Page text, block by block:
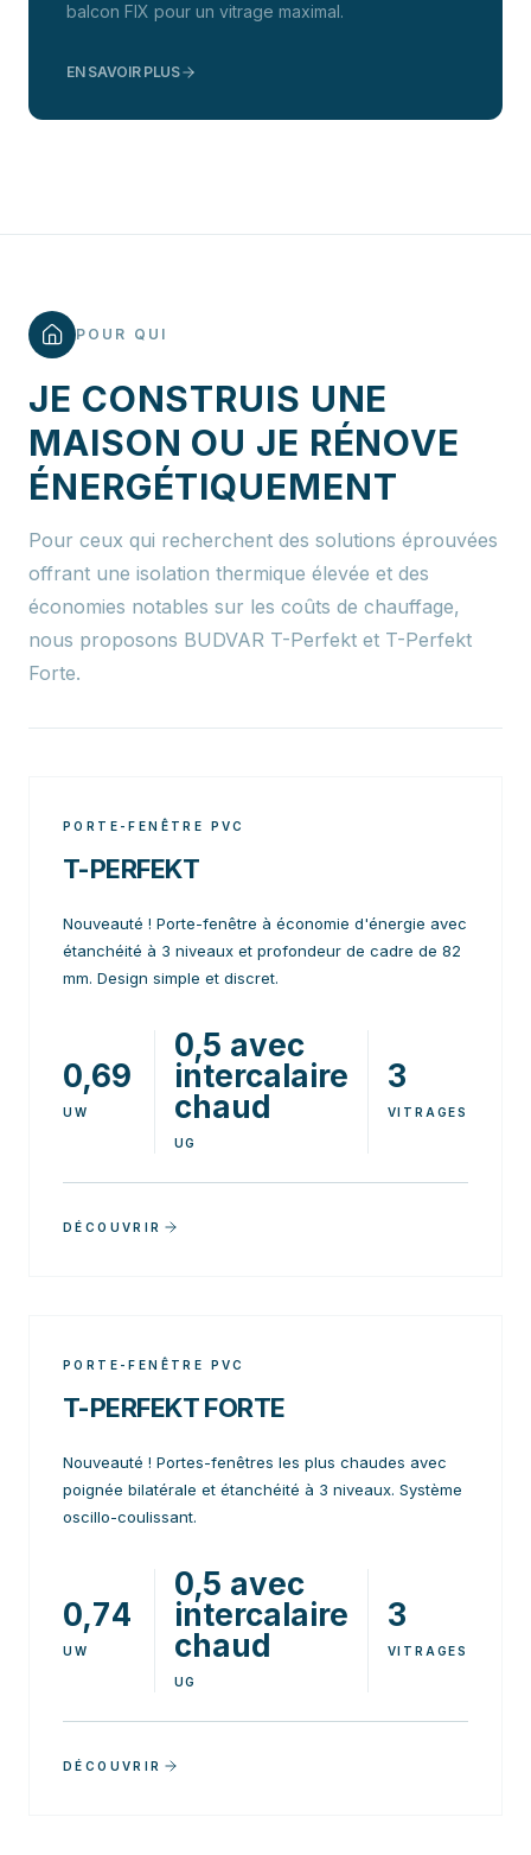
balcon FIX pour un vitrage maximal.
EN SAVOIR PLUS
POUR QUI
JE CONSTRUIS UNE
MAISON OU JE RÉNOVE
ÉNERGÉTIQUEMENT
Pour ceux qui recherchent des solutions éprouvées
offrant une isolation thermique élevée et des
économies notables sur les coûts de chauffage,
nous proposons BUDVAR T-Perfekt et T-Perfekt
Forte.
PORTE-FENÊTRE PVC
T-PERFEKT
Nouveauté ! Porte-fenêtre à économie d'énergie avec
étanchéité à 3 niveaux et profondeur de cadre de 82
mm. Design simple et discret.
0,69
UW
0,5 avec
intercalaire
chaud
UG
3
VITRAGES
DÉCOUVRIR
PORTE-FENÊTRE PVC
T-PERFEKT FORTE
Nouveauté ! Portes-fenêtres les plus chaudes avec
poignée bilatérale et étanchéité à 3 niveaux. Système
oscillo-coulissant.
0,74
UW
0,5 avec
intercalaire
chaud
UG
3
VITRAGES
DÉCOUVRIR